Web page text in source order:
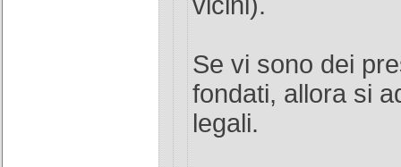
Se vi sono dei
fondati, allora si
legali.